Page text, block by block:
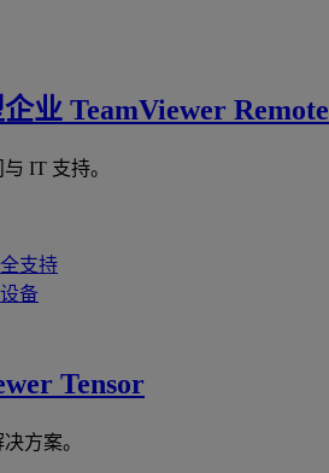
业 TeamViewer Remote
IT 支持。
支持
备
Tensor
方案。